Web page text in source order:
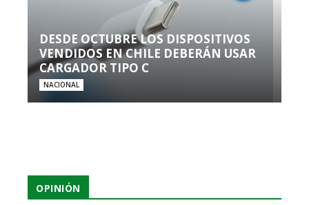
DESDE OCTUBRE LOS DISPOSITIVOS
VENDIDOS EN CHILE DEBERÁN USAR
CARGADOR TIPO C
NACIONAL
OPINIÓN